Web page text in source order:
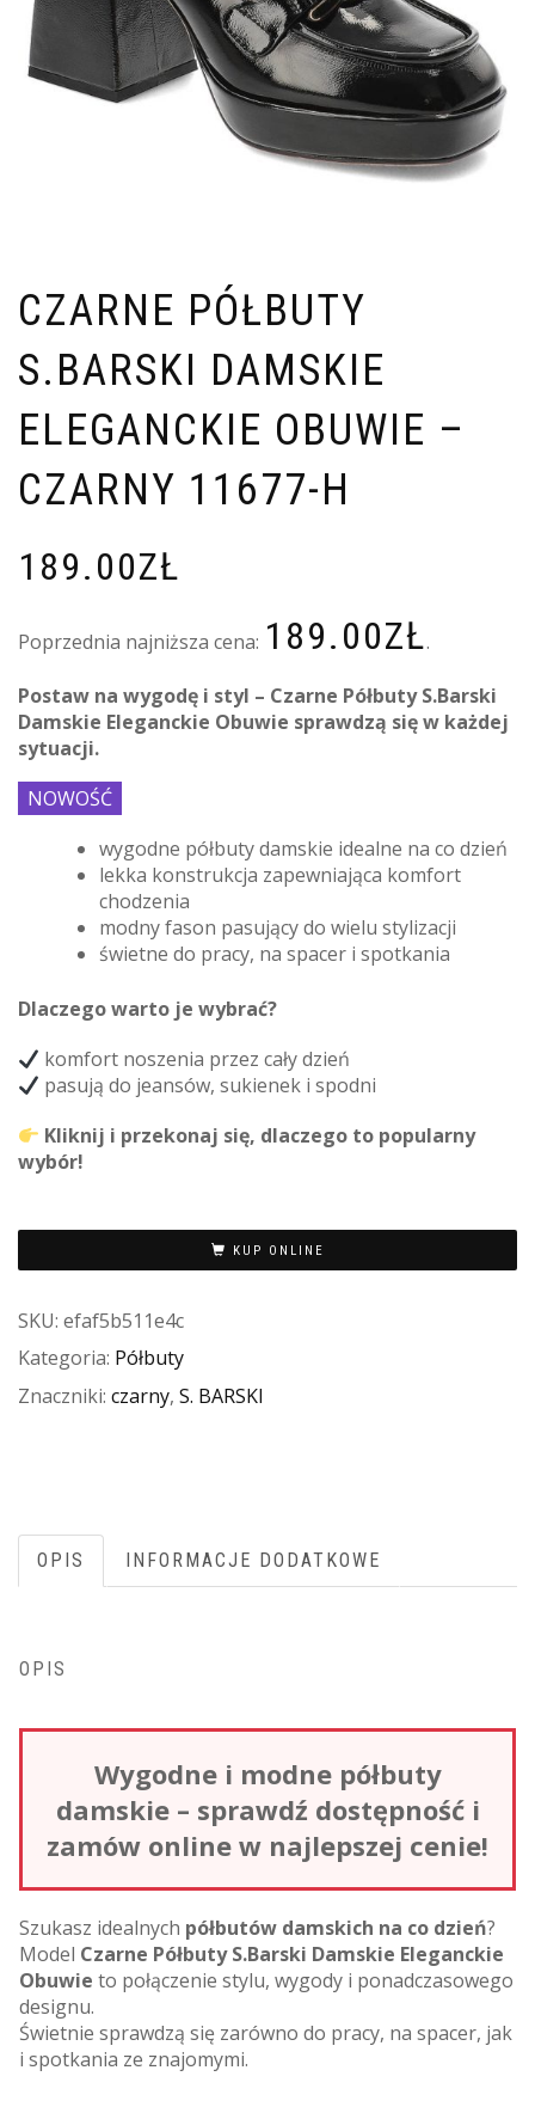
CZARNE PÓŁBUTY
S.BARSKI DAMSKIE
ELEGANCKIE OBUWIE –
CZARNY 11677-H
189.00ZŁ
Poprzednia najniższa cena: 189.00ZŁ.
Postaw na wygodę i styl – Czarne Półbuty S.Barski
Damskie Eleganckie Obuwie sprawdzą się w każdej
sytuacji.
NOWOŚĆ
wygodne półbuty damskie idealne na co dzień
lekka konstrukcja zapewniająca komfort
chodzenia
modny fason pasujący do wielu stylizacji
świetne do pracy, na spacer i spotkania
Dlaczego warto je wybrać?
komfort noszenia przez cały dzień
pasują do jeansów, sukienek i spodni
Kliknij i przekonaj się, dlaczego to popularny
wybór!
KUP ONLINE
SKU: efaf5b511e4c
Kategoria: Półbuty
Znaczniki: czarny, S. BARSKI
OPIS INFORMACJE DODATKOWE
OPIS
Wygodne i modne półbuty
damskie – sprawdź dostępność i
zamów online w najlepszej cenie!
Szukasz idealnych półbutów damskich na co dzień?
Model Czarne Półbuty S.Barski Damskie Eleganckie
Obuwie to połączenie stylu, wygody i ponadczasowego
designu.
Świetnie sprawdzą się zarówno do pracy, na spacer, jak
i spotkania ze znajomymi.